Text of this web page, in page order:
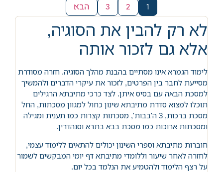
1
2
3 הבא
לא רק להבין את הסוגיה,
אלא גם לזכור אותה
לימוד הגמרא אינו מסתיים בהבנת מהלך הסוגיה. חזרה מסודרת
מסייעת לחבר בין הפרטים, לזכור את עיקרי הדברים ולהמשיך
למסכת הבאה עם בסיס איתן. לצד כרכי מתיבתא הרגילים
תוכלו למצוא סדרת מתיבתא שינון כחול למגוון מסכתות, החל
מסכת ברכות, 3 ה'בבות', מסכתות קצרות כמו תענית ומגילה
ומסכתות ארוכות כמו מסכת בבא בתרא וסנהדרין.
חוברות מתיבתא וספרי השינון יכולים להתאים ללימוד עצמי,
לחזרה לאחר שיעור וללומדי מתיבתא דף יומי המבקשים לשמור
על רצף הלימוד ולהטמיע את הנלמד בכל יום.